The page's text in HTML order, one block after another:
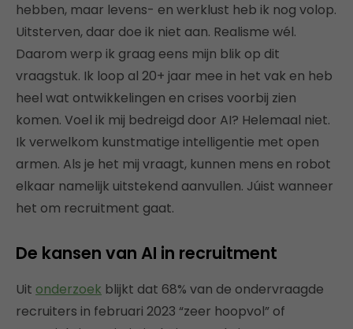
hebben, maar levens- en werklust heb ik nog volop.
Uitsterven, daar doe ik niet aan. Realisme wél.
Daarom werp ik graag eens mijn blik op dit
vraagstuk. Ik loop al 20+ jaar mee in het vak en heb
heel wat ontwikkelingen en crises voorbij zien
komen. Voel ik mij bedreigd door AI? Helemaal niet.
Ik verwelkom kunstmatige intelligentie met open
armen. Als je het mij vraagt, kunnen mens en robot
elkaar namelijk uitstekend aanvullen. Júist wanneer
het om recruitment gaat.
De kansen van AI in recruitment
Uit onderzoek blijkt dat 68% van de ondervraagde
recruiters in februari 2023 “zeer hoopvol” of